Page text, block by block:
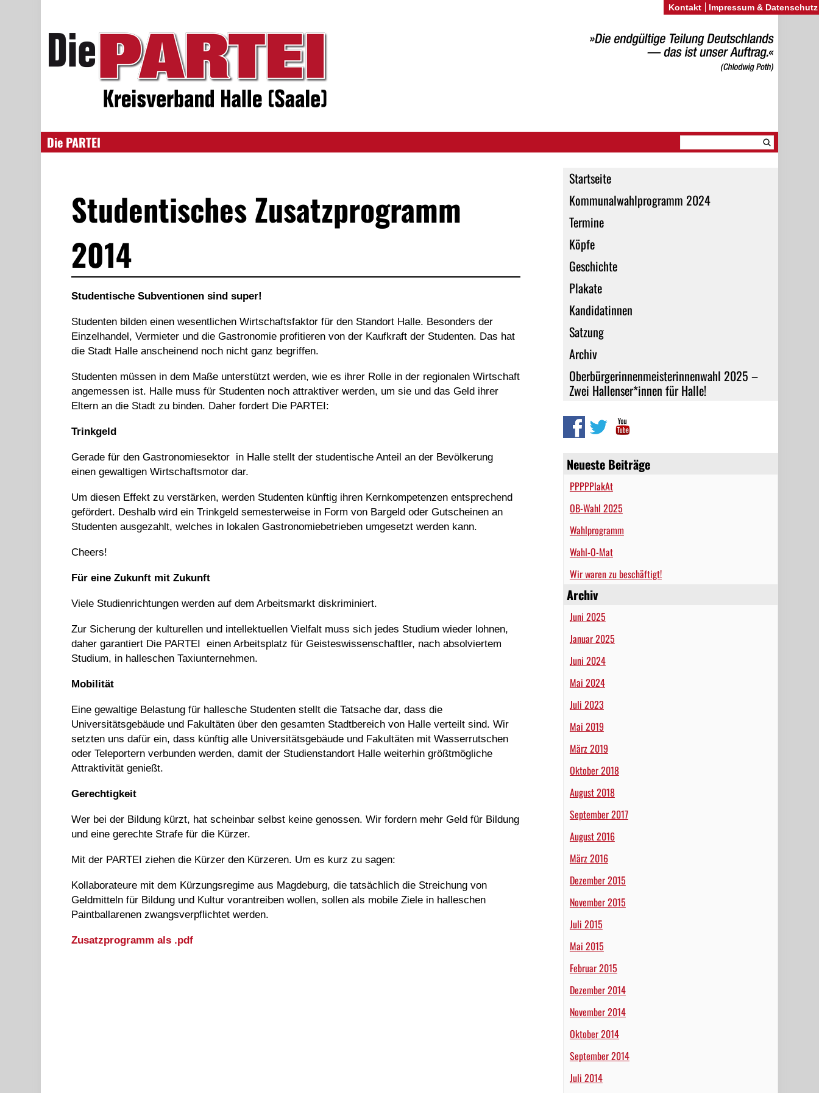
Die PARTEI
Startseite
Kommunalwahlprogramm 2024
Termine
Köpfe
Geschichte
Plakate
Kandidatinnen
Satzung
Archiv
Oberbürgerinnenmeisterinnenwahl 2025 –
Zwei Hallenser*innen für Halle!
Neueste Beiträge
PPPPPlakAt
OB-Wahl 2025
Wahlprogramm
Wahl-O-Mat
Wir waren zu beschäftigt!
Archiv
Juni 2025
Januar 2025
Juni 2024
Mai 2024
Juli 2023
Mai 2019
März 2019
Oktober 2018
August 2018
September 2017
August 2016
März 2016
Dezember 2015
November 2015
Juli 2015
Mai 2015
Februar 2015
Dezember 2014
November 2014
Oktober 2014
September 2014
Juli 2014
Studentisches Zusatzprogramm
2014
Studentische Subventionen sind super!
Studenten bilden einen wesentlichen Wirtschaftsfaktor für den Standort Halle. Besonders der
Einzelhandel, Vermieter und die Gastronomie profitieren von der Kaufkraft der Studenten. Das hat
die Stadt Halle anscheinend noch nicht ganz begriffen.
Studenten müssen in dem Maße unterstützt werden, wie es ihrer Rolle in der regionalen Wirtschaft
angemessen ist. Halle muss für Studenten noch attraktiver werden, um sie und das Geld ihrer
Eltern an die Stadt zu binden. Daher fordert Die PARTEI:
Trinkgeld
Gerade für den Gastronomiesektor in Halle stellt der studentische Anteil an der Bevölkerung
einen gewaltigen Wirtschaftsmotor dar.
Um diesen Effekt zu verstärken, werden Studenten künftig ihren Kernkompetenzen entsprechend
gefördert. Deshalb wird ein Trinkgeld semesterweise in Form von Bargeld oder Gutscheinen an
Studenten ausgezahlt, welches in lokalen Gastronomiebetrieben umgesetzt werden kann.
Cheers!
Für eine Zukunft mit Zukunft
Viele Studienrichtungen werden auf dem Arbeitsmarkt diskriminiert.
Zur Sicherung der kulturellen und intellektuellen Vielfalt muss sich jedes Studium wieder lohnen,
daher garantiert Die PARTEI einen Arbeitsplatz für Geisteswissenschaftler, nach absolviertem
Studium, in halleschen Taxiunternehmen.
Mobilität
Eine gewaltige Belastung für hallesche Studenten stellt die Tatsache dar, dass die
Universitätsgebäude und Fakultäten über den gesamten Stadtbereich von Halle verteilt sind. Wir
setzten uns dafür ein, dass künftig alle Universitätsgebäude und Fakultäten mit Wasserrutschen
oder Teleportern verbunden werden, damit der Studienstandort Halle weiterhin größtmögliche
Attraktivität genießt.
Gerechtigkeit
Wer bei der Bildung kürzt, hat scheinbar selbst keine genossen. Wir fordern mehr Geld für Bildung
und eine gerechte Strafe für die Kürzer.
Mit der PARTEI ziehen die Kürzer den Kürzeren. Um es kurz zu sagen:
Kollaborateure mit dem Kürzungsregime aus Magdeburg, die tatsächlich die Streichung von
Geldmitteln für Bildung und Kultur vorantreiben wollen, sollen als mobile Ziele in halleschen
Paintballarenen zwangsverpflichtet werden.
Zusatzprogramm als .pdf
Kontakt Impressum & Datenschutz